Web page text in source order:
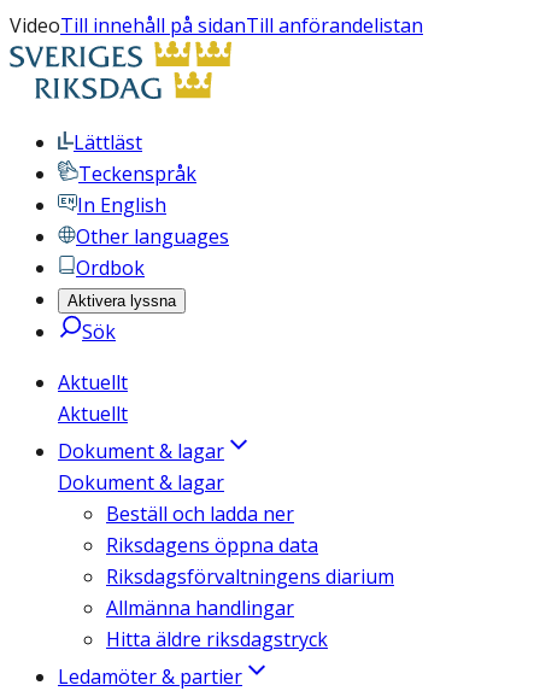
VideoTill innehåll på sidanTill anförandelistan
Lättläst
Teckenspråk
In English
Other languages
Ordbok
Aktivera lyssna
Sök
Aktuellt
Aktuellt
Dokument & lagar
Dokument & lagar
Beställ och ladda ner
Riksdagens öppna data
Riksdagsförvaltningens diarium
Allmänna handlingar
Hitta äldre riksdagstryck
Ledamöter & partier